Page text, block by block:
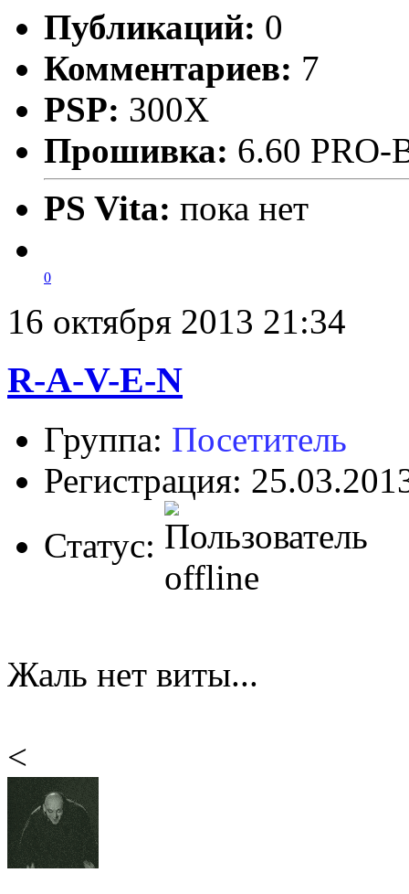
Публикаций: 0
Комментариев: 7
PSP: 300X
Прошивка: 6.60 PRO-
PS Vita: пока нет
0
16 октября 2013 21:34
R-A-V-E-N
Группа: Посетитель
Регистрация:
Статус:
Жаль нет виты...
<